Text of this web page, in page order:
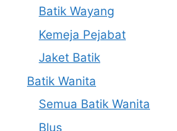
Batik Wayang
Kemeja Pejabat
Jaket Batik
Batik Wanita
Semua Batik Wanita
Blus